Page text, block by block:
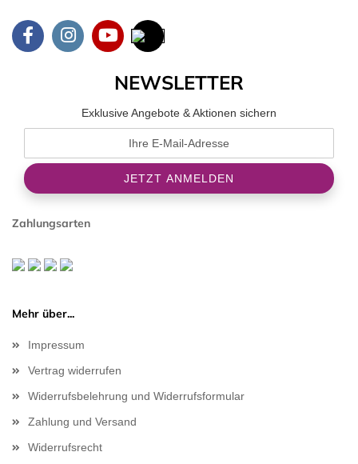
NEWSLETTER
Exklusive Angebote & Aktionen sichern
Zahlungsarten
Mehr über...
Impressum
Vertrag widerrufen
Widerrufsbelehrung und Widerrufsformular
Zahlung und Versand
Widerrufsrecht